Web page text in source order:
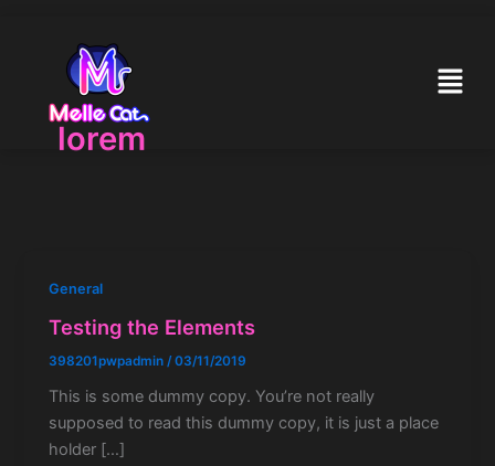
Menu
lorem
General
Testing the Elements
398201pwpadmin /03/11/2019
This is some dummy copy. You’re not really
supposed to read this dummy copy, it is just a place
holder […]